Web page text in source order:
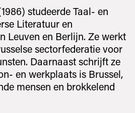
studeerde Taal- en
Literatuur en
Leuven en Berlijn. Ze werkt
sectorfederatie voor
Daarnaast schrijft ze
en werkplaats is Brussel,
mensen en brokkelend